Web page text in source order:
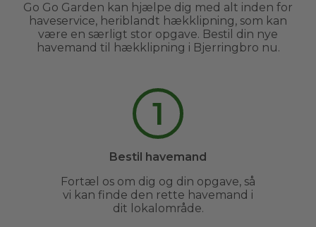
Go Go Garden kan hjælpe dig med alt inden for
haveservice, heriblandt hækklipning, som kan
være en særligt stor opgave. Bestil din nye
havemand til hækklipning i Bjerringbro nu.
1
Bestil havemand
Fortæl os om dig og din opgave, så
vi kan finde den rette havemand i
dit lokalområde.